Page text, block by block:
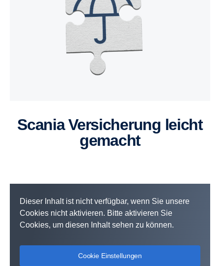
Scania Versicherung leicht
gemacht
Dieser Inhalt ist nicht verfügbar, wenn Sie unsere
Cookies nicht aktivieren. Bitte aktivieren Sie
Cookies, um diesen Inhalt sehen zu können.
Cookie Einstellungen